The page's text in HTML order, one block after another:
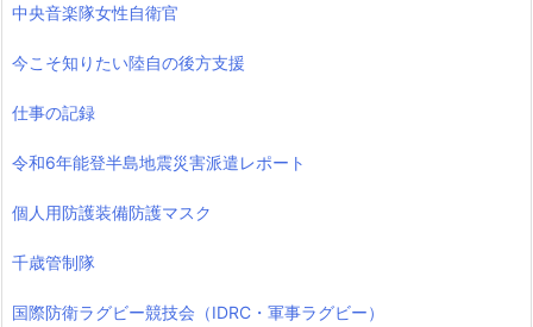
中央音楽隊女性自衛官
今こそ知りたい陸自の後方支援
仕事の記録
令和6年能登半島地震災害派遣レポート
個人用防護装備防護マスク
千歳管制隊
国際防衛ラグビー競技会（IDRC・軍事ラグビー）